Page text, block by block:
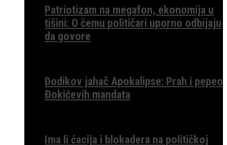
Patriotizam na megafon, ekonomija u
tišini: O čemu političari uporno odbijaju
da govore
Dodikov jahač Apokalipse: Prah i pepeo
Đokićevih mandata
Ima li ćacija i blokadera na političkoj